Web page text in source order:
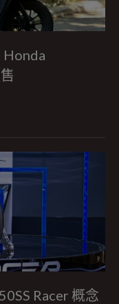
Honda
Racer 概念